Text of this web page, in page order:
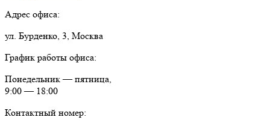
Адрес офиса:
ул. Бурденко, 3, Москва
График работы офиса:
Понедельник — пятница,
9:00 — 18:00
Контактный номер: